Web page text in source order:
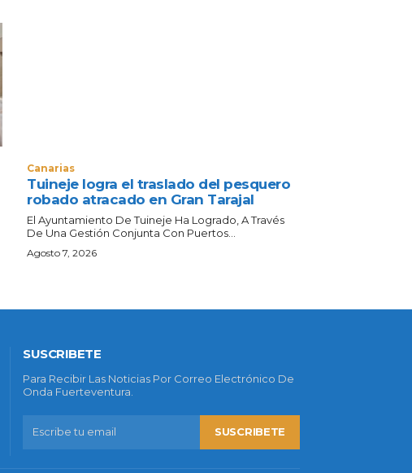
Canarias
Tuineje logra el traslado del pesquero
robado atracado en Gran Tarajal
El Ayuntamiento De Tuineje Ha Logrado, A Través
De Una Gestión Conjunta Con Puertos...
Agosto 7, 2026
SUSCRIBETE
Para Recibir Las Noticias Por Correo Electrónico De
Onda Fuerteventura.
SUSCRIBETE